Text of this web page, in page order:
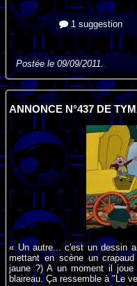
1 suggestion
Postée le 09/09/2011.
ANNONCE N°437 DE
« Un autre... c'est un dessin
mettant en scène un
jaune ?) A un moment il
blaireau. Ça ressemble à "Le